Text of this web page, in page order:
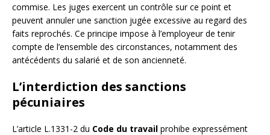
commise. Les juges exercent un contrôle sur ce point et
peuvent annuler une sanction jugée excessive au regard des
faits reprochés. Ce principe impose à l’employeur de tenir
compte de l’ensemble des circonstances, notamment des
antécédents du salarié et de son ancienneté.
L’interdiction des sanctions
pécuniaires
L’article L.1331-2 du Code du travail prohibe expressément